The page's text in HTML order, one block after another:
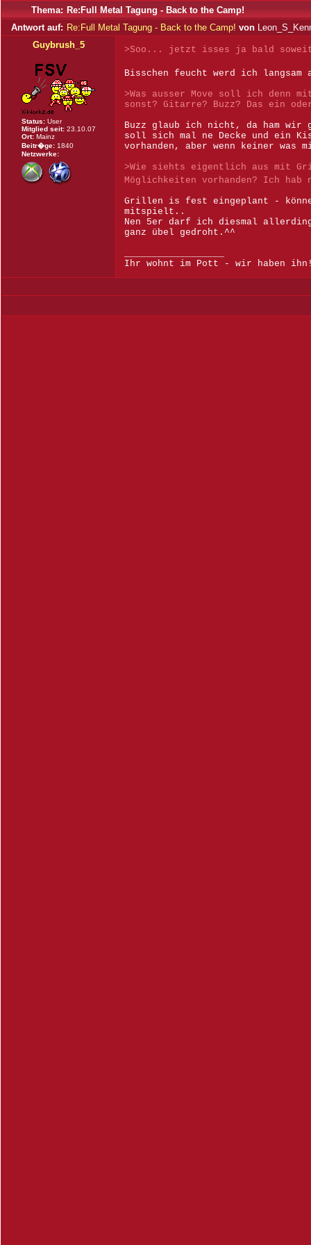
Thema: Re:Full Metal Tagung - Back to the Camp!
Antwort auf: Re:Full Metal Tagung - Back to the Camp! von
Guybrush_5
Status: User
Mitglied seit: 23.10.07
Ort: Mainz
Beitr�ge: 1840
Netzwerke:
>Soo... jetzt isses ja bald
Bisschen feucht werd ich
>Was ausser Move soll ich denn
sonst? Gitarre? Buzz? Das ein oder
Buzz glaub ich nicht, da ham wir
soll sich mal ne Decke und ein
vorhanden, aber wenn keiner
>Wie siehts eigentlich aus mit
Möglichkeiten vorhanden? Ich
Grillen is fest eingeplant -
mitspielt..
Nen 5er darf ich diesmal
ganz übel gedroht.^^
Ihr wohnt im Pott - wir haben